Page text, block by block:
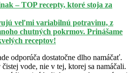
– TOP recepty, ktoré stoja za
veľmi variabilnú potravinu, z
chutných pokrmov. Prinášame
receptov!
odporúča dostatočne dlho namáčať.
vode, nie v tej, ktorej sa namáčali.